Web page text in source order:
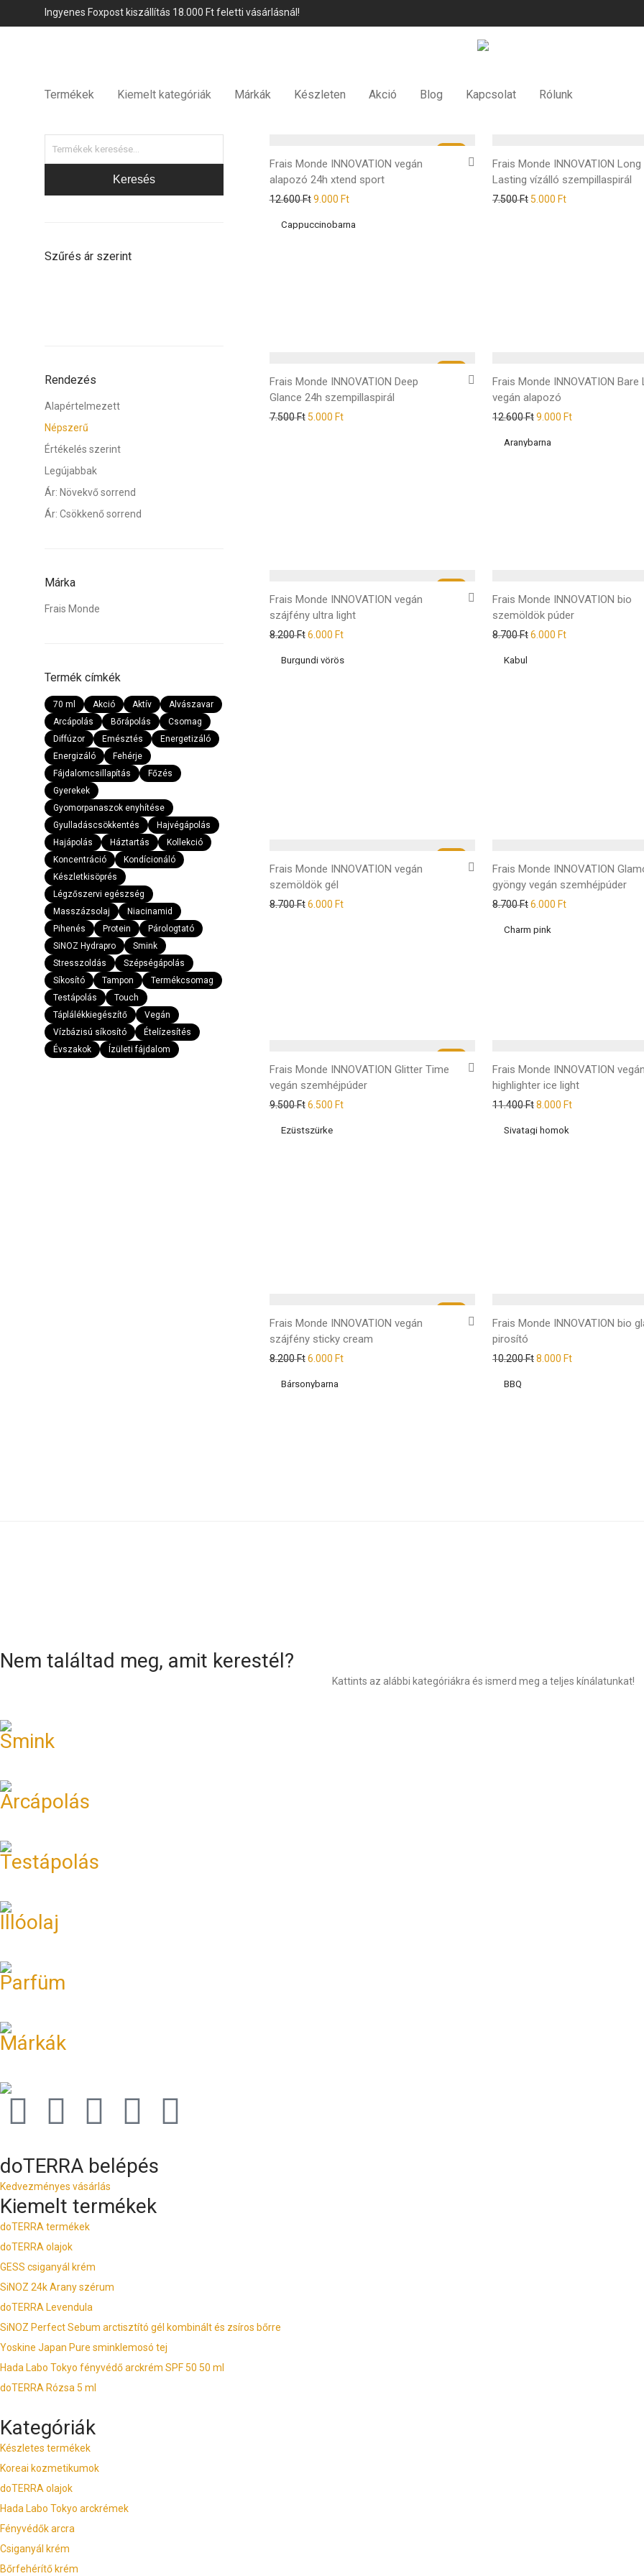
Ingyenes Foxpost kiszállítás 18.000 Ft feletti vásárlásnál!
Termékek Kiemelt kategóriák Márkák Készleten Akció Blog Kapcsolat Rólunk
Keresés
Szűrés ár szerint
Rendezés
Alapértelmezett
Népszerű
Értékelés szerint
Legújabbak
Ár: Növekvő sorrend
Ár: Csökkenő sorrend
Márka
Frais Monde
Termék címkék
70 ml Akció Aktív
Alvászavar
Arcápolás
Bőrápolás
Csomag
Diffúzor
Emésztés
Energetizáló
Energizáló
Fehérje
Fájdalomcsillapítás
Főzés
Gyerekek
Gyomorpanaszok enyhítése
Gyulladáscsökkentés
Hajvégápolás
Hajápolás
Háztartás
Kollekció
Koncentráció
Kondícionáló
Készletkisöprés
Légzőszervi egészség
Masszázsolaj
Niacinamid
Pihenés
Protein
Párologtató
SiNOZ Hydrapro
Smink
Stresszoldás
Szépségápolás
Síkosító
Tampon
Termékcsomag
Testápolás
Touch
Táplálékkiegészítő
Vegán
Vízbázisú síkosító
Ételízesítés
Évszakok
Ízületi fájdalom
Frais Monde INNOVATION vegán
alapozó 24h xtend sport
12.600Ft 9.000 Ft
Frais Monde INNOVATION Long
Lasting vízálló szempillaspirál
7.500Ft 5.000 Ft
Frais Monde INNOVATION Deep
Glance 24h szempillaspirál
7.500Ft 5.000 Ft
Frais Monde INNOVATION Bare
vegán alapozó
12.600Ft9.000 Ft
Frais Monde INNOVATION vegán
szájfény ultra light
8.200Ft 6.000 Ft
Frais Monde INNOVATION bio
szemöldök púder
8.700Ft6.000 Ft
Frais Monde INNOVATION vegán
szemöldök gél
8.700Ft 6.000 Ft
Frais Monde INNOVATION
gyöngy vegán szemhéjpúder
8.700Ft6.000 Ft
Frais Monde INNOVATION Glitter Time
vegán szemhéjpúder
9.500Ft 6.500 Ft
Frais Monde INNOVATION vegán
highlighter ice light
11.400Ft8.000 Ft
Frais Monde INNOVATION vegán
szájfény sticky cream
8.200Ft 6.000 Ft
Frais Monde INNOVATION bio
pirosító
10.200Ft8.000 Ft
Nem találtad meg, amit kerestél?
Kattints az alábbi kategóriákra és ismerd meg a teljes kínálatunkat!
Smink
Arcápolás
Testápolás
Illóolaj
Parfüm
Márkák
doTERRA belépés
Kedvezményes vásárlás
Kiemelt termékek
doTERRA termékek
doTERRA olajok
GESS csiganyál krém
SiNOZ 24k Arany szérum
doTERRA Levendula
SiNOZ Perfect Sebum arctisztító gél kombinált és zsíros bőrre
Yoskine Japan Pure sminklemosó tej
Hada Labo Tokyo fényvédő arckrém SPF 50 50 ml
doTERRA Rózsa 5 ml
Kategóriák
Készletes termékek
Koreai kozmetikumok
doTERRA olajok
Hada Labo Tokyo arckrémek
Fényvédők arcra
Csiganyál krém
Bőrfehérítő krém